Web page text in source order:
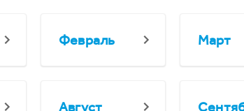
Февраль Март
Август